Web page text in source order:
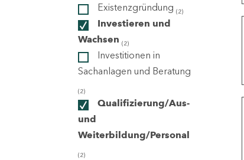
Existenzgründung (2)
Investieren und
Wachsen (2)
Investitionen in
Sachanlagen und Beratung
(2)
Qualifizierung/Aus-
und
Weiterbildung/Personal
(2)